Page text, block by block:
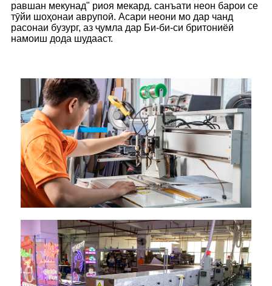
равшан мекунад" риоя мекард. санъати неон барои се
тӯйи шоҳонаи аврупоӣ. Асари неони мо дар чанд
расонаи бузург, аз ҷумла дар Би-би-си бритониёӣ
намоиш дода шудааст.